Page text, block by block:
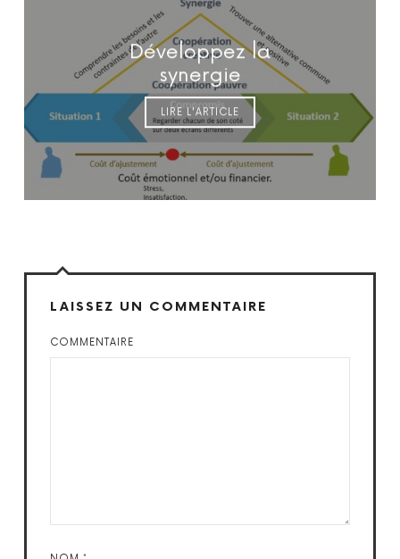
Développez la
synergie
LIRE L'ARTICLE
LAISSEZ UN COMMENTAIRE
COMMENTAIRE